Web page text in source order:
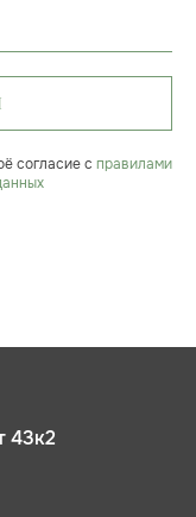
согласие с правилами
43к2